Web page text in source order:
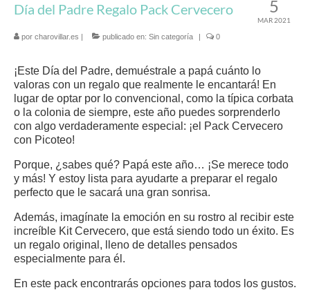
5
MAR 2021
Día del Padre Regalo Pack Cervecero
por charovillar.es | publicado en: Sin categoría | 0
¡Este Día del Padre, demuéstrale a papá cuánto lo
valoras con un regalo que realmente le encantará! En
lugar de optar por lo convencional, como la típica corbata
o la colonia de siempre, este año puedes sorprenderlo
con algo verdaderamente especial: ¡el Pack Cervecero
con Picoteo!
Porque, ¿sabes qué? Papá este año… ¡Se merece todo
y más! Y estoy lista para ayudarte a preparar el regalo
perfecto que le sacará una gran sonrisa.
Además, imagínate la emoción en su rostro al recibir este
increíble Kit Cervecero, que está siendo todo un éxito. Es
un regalo original, lleno de detalles pensados
especialmente para él.
En este pack encontrarás opciones para todos los gustos.